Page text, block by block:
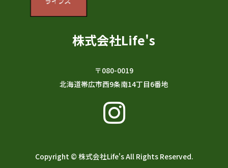
株式会社Life's
〒080-0019
北海道帯広市西9条南14丁目6番地
Copyright © 株式会社Life's All Rights Reserved.